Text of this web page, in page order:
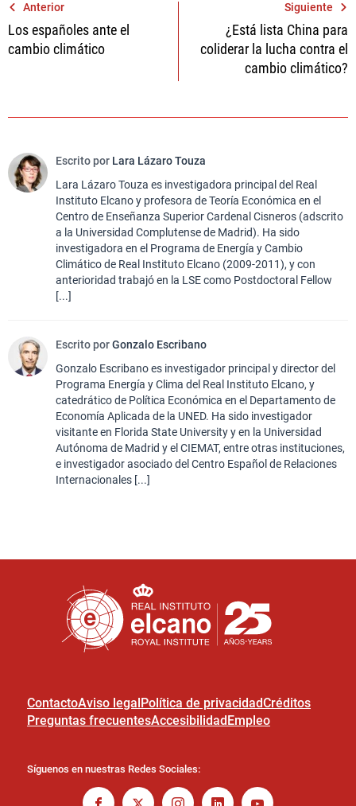
Navegación
de
entradas
Anterior
Los españoles ante el
cambio climático
Siguiente
¿Está lista China para
coliderar la lucha contra el
cambio climático?
Escrito por Lara Lázaro Touza
Lara Lázaro Touza es investigadora principal del Real
Instituto Elcano y profesora de Teoría Económica en el
Centro de Enseñanza Superior Cardenal Cisneros (adscrito
a la Universidad Complutense de Madrid). Ha sido
investigadora en el Programa de Energía y Cambio
Climático de Real Instituto Elcano (2009-2011), y con
anterioridad trabajó en la LSE como Postdoctoral Fellow
[...]
Escrito porGonzalo Escribano
Gonzalo Escribano es investigador principal y director del
Programa Energía y Clima del Real Instituto Elcano, y
catedrático de Política Económica en el Departamento de
Economía Aplicada de la UNED. Ha sido investigador
visitante en Florida State University y en la Universidad
Autónoma de Madrid y el CIEMAT, entre otras instituciones,
e investigador asociado del Centro Español de Relaciones
Internacionales [...]
ContactoAviso legal Política de privacidadCréditos
Preguntas frecuentesAccesibilidad Empleo
Síguenos en nuestras Redes Sociales: